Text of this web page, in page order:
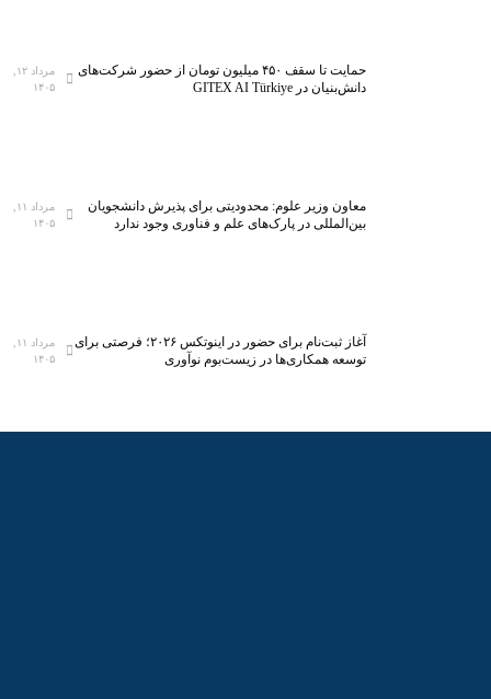
حمایت تا سقف ۴۵۰ میلیون تومان از حضور شرکت‌های
دانش‌بنیان در GITEX AI Türkiye
مرداد ۱۲,
۱۴۰۵
معاون وزیر علوم: محدودیتی برای پذیرش دانشجویان
بین‌المللی در پارک‌های علم و فناوری وجود ندارد
مرداد ۱۱,
۱۴۰۵
آغاز ثبت‌نام برای حضور در اینوتکس ۲۰۲۶؛ فرصتی برای
توسعه همکاری‌ها در زیست‌بوم نوآوری
مرداد ۱۱,
۱۴۰۵